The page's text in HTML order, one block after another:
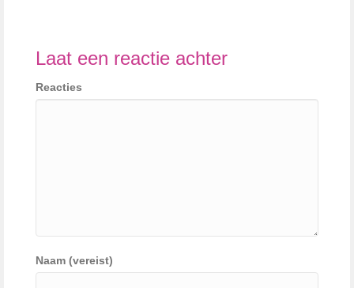
Laat een reactie achter
Reacties
Naam (vereist)